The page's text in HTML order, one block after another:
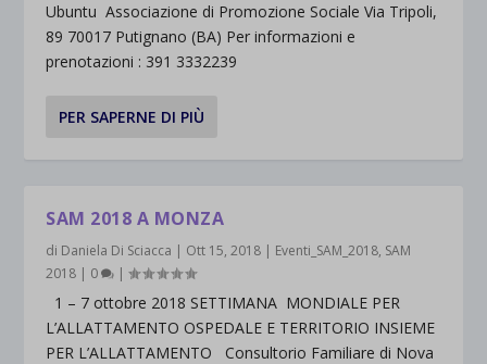
Ubuntu Associazione di Promozione Sociale Via Tripoli,
89 70017 Putignano (BA) Per informazioni e
prenotazioni : 391 3332239
PER SAPERNE DI PIÙ
SAM 2018 A MONZA
di Daniela Di Sciacca | Ott 15, 2018 | Eventi_SAM_2018, SAM
2018 | 0 |
1 – 7 ottobre 2018 SETTIMANA MONDIALE PER
L’ALLATTAMENTO OSPEDALE E TERRITORIO INSIEME
PER L’ALLATTAMENTO Consultorio Familiare di Nova